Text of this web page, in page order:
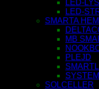
LED-
LED-
SMARTA HEM
MB
PLEJD
SOLCELLER